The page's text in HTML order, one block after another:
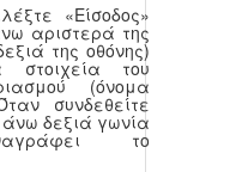
«Είσοδος»
αριστερά της
της οθόνης)
του
(όνομα
συνδεθείτε
άνω δεξιά γωνία
το